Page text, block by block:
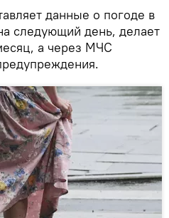
данные о погоде в
следующий день, делает
а через МЧС